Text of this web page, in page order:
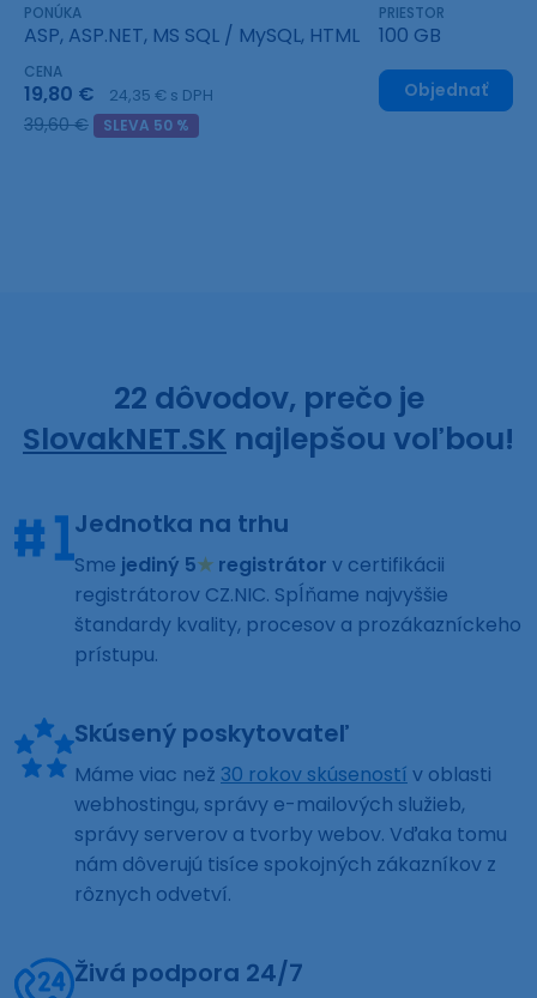
PONÚKA
ASP, ASP.NET, MS SQL / MySQL, HTML
PRIESTOR
100 GB
CENA
19,80 € 24,35 € s DPH
39,60 € SLEVA 50 %
Objednať
22 dôvodov, prečo je
SlovakNET.SK najlepšou voľbou!
Jednotka na trhu
Sme jediný 5★ registrátor v certifikácii
registrátorov CZ.NIC. Spĺňame najvyššie
štandardy kvality, procesov a prozákazníckeho
prístupu.
Skúsený poskytovateľ
Máme viac než 30 rokov skúseností v oblasti
webhostingu, správy e-mailových služieb,
správy serverov a tvorby webov. Vďaka tomu
nám dôverujú tisíce spokojných zákazníkov z
rôznych odvetví.
Živá podpora 24/7